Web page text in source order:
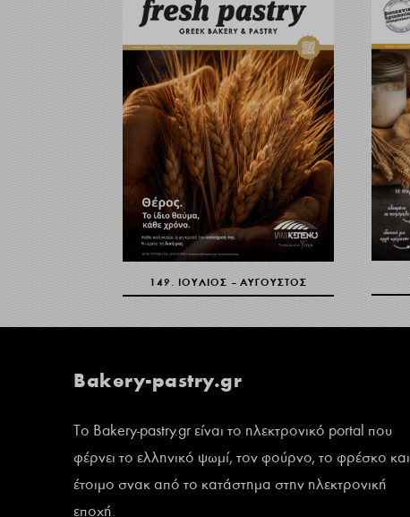
149. ΙΟΎΛΙΟΣ – ΑΎΓΟΥΣΤΟΣ
Bakery-pastry.gr
Το Bakery-pastry.gr είναι το ηλεκτρονικό portal που
φέρνει το ελληνικό ψωμί, τον φούρνο, το φρέσκο και
έτοιμο σνακ από το κατάστημα στην ηλεκτρονική
εποχή.